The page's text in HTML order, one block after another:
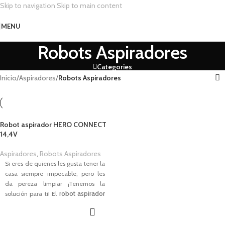
Skip to navigation Skip to main content
MENU
Robots Aspiradores
Categories
Inicio/Aspiradores/Robots Aspiradores
Robot aspirador HERO CONNECT
14,4V
Aspiradores, Robots Aspiradores
Si eres de quienes les gusta tener la
casa siempre impecable, pero les
da pereza limpiar ¡Tenemos la
solución para ti! El robot aspirador
forma y su inteligencia, este